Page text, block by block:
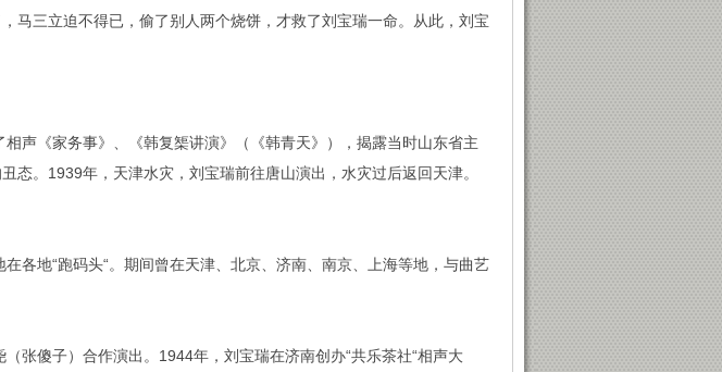
马三立迫不得已，偷了别人两个烧饼，才救了刘宝瑞一命。从此，刘宝
声《家务事》、《韩复榘讲演》（《韩青天》），揭露当时山东省主
态。1939年，天津水灾，刘宝瑞前往唐山演出，水灾过后返回天津。
各地“跑码头“。期间曾在天津、北京、济南、南京、上海等地，与曲艺
张傻子）合作演出。1944年，刘宝瑞在济南创办“共乐茶社“相声大